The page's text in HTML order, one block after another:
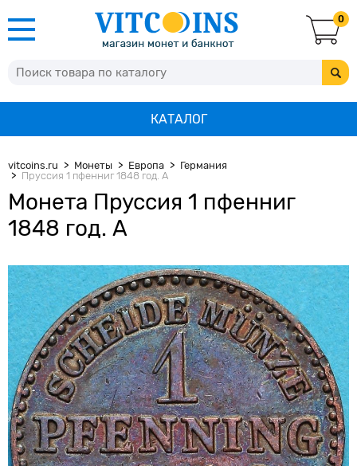
0
КАТАЛОГ
vitcoins.ru Монеты Европа
Германия
Пруссия 1 пфенниг 1848 год. А
Монета Пруссия 1 пфенниг
1848 год. А